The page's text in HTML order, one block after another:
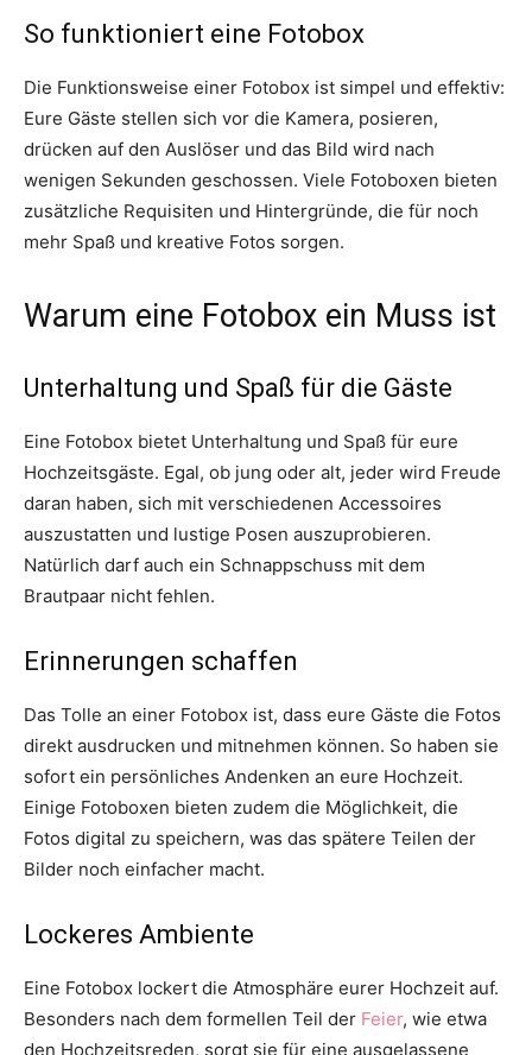
So funktioniert eine Fotobox
Die Funktionsweise einer Fotobox ist simpel und effektiv:
Eure Gäste stellen sich vor die Kamera, posieren,
drücken auf den Auslöser und das Bild wird nach
wenigen Sekunden geschossen. Viele Fotoboxen bieten
zusätzliche Requisiten und Hintergründe, die für noch
mehr Spaß und kreative Fotos sorgen.
Warum eine Fotobox ein Muss ist
Unterhaltung und Spaß für die Gäste
Eine Fotobox bietet Unterhaltung und Spaß für eure
Hochzeitsgäste. Egal, ob jung oder alt, jeder wird Freude
daran haben, sich mit verschiedenen Accessoires
auszustatten und lustige Posen auszuprobieren.
Natürlich darf auch ein Schnappschuss mit dem
Brautpaar nicht fehlen.
Erinnerungen schaffen
Das Tolle an einer Fotobox ist, dass eure Gäste die Fotos
direkt ausdrucken und mitnehmen können. So haben sie
sofort ein persönliches Andenken an eure Hochzeit.
Einige Fotoboxen bieten zudem die Möglichkeit, die
Fotos digital zu speichern, was das spätere Teilen der
Bilder noch einfacher macht.
Lockeres Ambiente
Eine Fotobox lockert die Atmosphäre eurer Hochzeit auf.
Besonders nach dem formellen Teil der Feier, wie etwa
den Hochzeitsreden, sorgt sie für eine ausgelassene